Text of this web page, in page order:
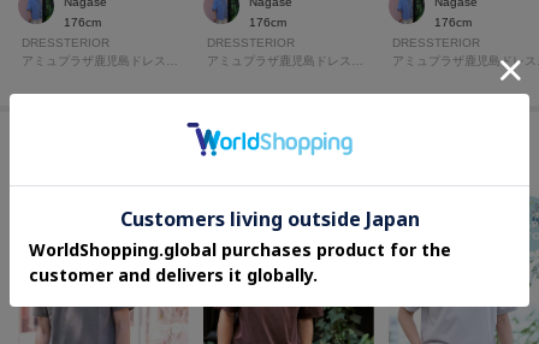
176cm
DRESSTERIOR
176cm
DRESSTERIOR
176cm
DRESSTERIOR
このアイテムに似ているアイテム